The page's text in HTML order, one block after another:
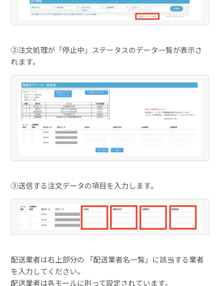
②注文処理が「停止中」ステータスのデータ一覧が表示さ
れます。
③送信する注文データの項目を入力します。
配送業者は右上部分の 「配送業者名一覧」に該当する業者
を入力してください。
配送業者は各モールに則って設定されています。